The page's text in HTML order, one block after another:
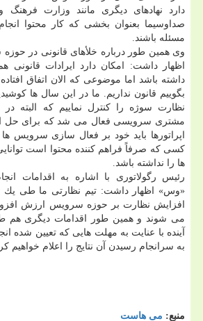
دارد نهادهای دیگری مانند وزارت فرهنگ
صداوسیما بعنوان بخشی كه كار محتوا
مسئله باشند.
وی همین طور درباره خلأهای قانونی در
اظهار داشت: امكان دارد ایرادات
داشته باشد اما موضوعی كه الان اتفاق
بگوییم قانون نداریم. ما در این سال ها
نظارت سوژه را كنترل نماییم كه البته
مشتری سرویسی فعال می شد كه برای حل
اپراتورها باید خود بر فعال سازی سرویس
كسی كه صرفاً فراهم كننده محتوا است
ها را نداشته باشد.
رئیس رگولاتوری با اشاره به اقدامات
«وس» اظهار داشت: تیم نظارتی ما طی یك
افزایش نظارت بر حوزه سرویس ارزش
می شوند و همین طور اقدامات دیگری هم
آینده با عنایت به مهلت هایی كه تعیین شده
به سرانجام رسیدن آن نتایج را اعلام خواهیم
منبع: می هاست